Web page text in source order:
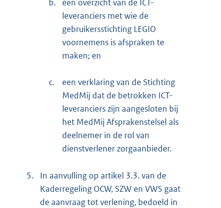
b.
een overzicht van de ICT-
leveranciers met wie de
gebruikersstichting LEGIO
voornemens is afspraken te
maken; en
c.
een verklaring van de Stichting
MedMij dat de betrokken ICT-
leveranciers zijn aangesloten bij
het MedMij Afsprakenstelsel als
deelnemer in de rol van
dienstverlener zorgaanbieder.
5.
In aanvulling op artikel 3.3. van de
Kaderregeling OCW, SZW en VWS gaat
de aanvraag tot verlening, bedoeld in